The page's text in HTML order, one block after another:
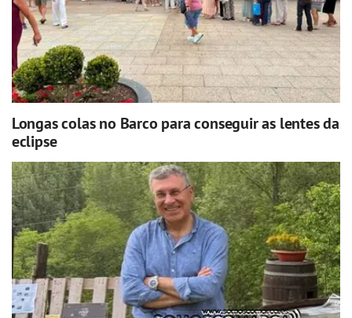
Longas colas no Barco para conseguir as lentes da
eclipse